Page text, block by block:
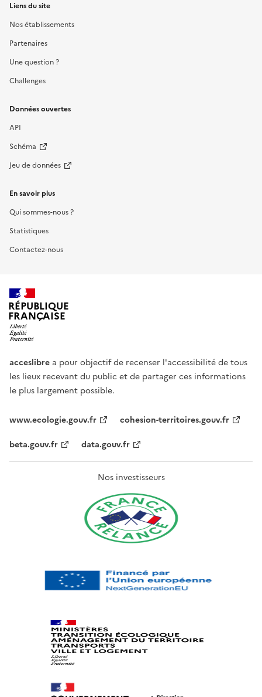
Liens du site
Nos établissements
Partenaires
Une question ?
Challenges
Données ouvertes
API
Schéma
Jeu de données
En savoir plus
Qui sommes-nous ?
Statistiques
Contactez-nous
RÉPUBLIQUE
FRANÇAISE
acceslibre a pour objectif de recenser l'accessibilité de tous
les lieux recevant du public et de partager ces informations
le plus largement possible.
www.ecologie.gouv.fr
cohesion-territoires.gouv.fr
beta.gouv.fr
data.gouv.fr
Nos investisseurs